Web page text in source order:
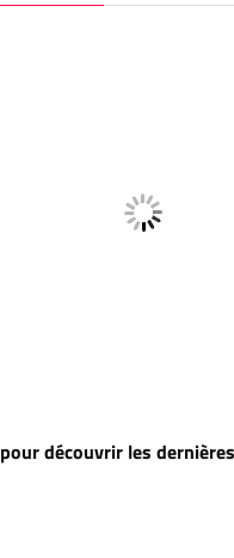
découvrir les